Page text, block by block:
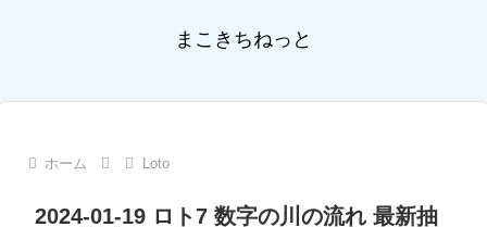
まこきちねっと
ホーム Loto
2024-01-19 ロト7 数字の川の流れ 最新抽